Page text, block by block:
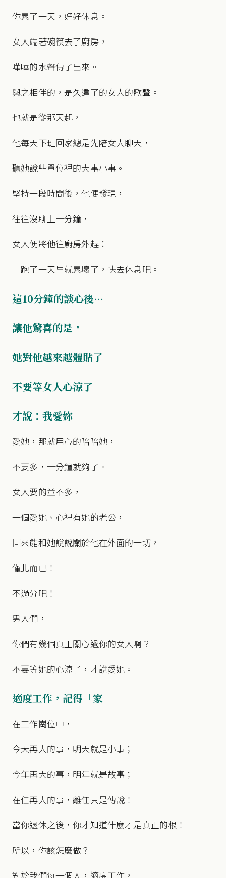
你累了一天，好好休息。」
女人端著碗筷去了廚房，
嘩嘩的水聲傳了出來。
與之相伴的，是久違了的女人的歌聲。
也就是從那天起，
他每天下班回家總是先陪女人聊天，
聽她說些單位裡的大事小事。
堅持一段時間後，他便發現，
往往沒聊上十分鐘，
女人便將他往廚房外趕：
「跑了一天早就累壞了，快去休息吧。」
這10分鐘的談心後…
讓他驚喜的是，
她對他越來越體貼了
不要等女人心涼了
才說：我愛妳
愛她，那就用心的陪陪她，
不要多，十分鐘就夠了。
女人要的並不多，
一個愛她、心裡有她的老公，
回來能和她說說關於他在外面的一切，
僅此而已！
不過分吧！
男人們，
你們有幾個真正關心過你的女人啊？
不要等她的心涼了，才說愛她。
適度工作，記得「家」
在工作崗位中，
今天再大的事，明天就是小事；
今年再大的事，明年就是故事；
在任再大的事，離任只是傳說！
當你退休之後，你才知道什麼才是真正的根！
所以，你該怎麼做？
對於我們每一個人，適度工作，